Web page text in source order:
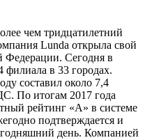
чем тридцатилетний
Lunda открыла свой
Федерации. Сегодня в
в 33 городах.
составил около 7,4
По итогам 2017 года
рейтинг «A» в системе
подтверждается и
день. Компанией